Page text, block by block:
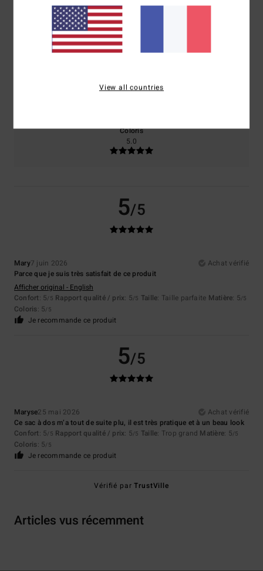
Confort
5.0
Coloris
5.0
5/5
Mary7 juin 2026
Achat vérifié
Parce que je suis très satisfait de ce produit
Afficher original - English
Confort: 5/5 Rapport qualité / prix: 5/5 Taille: Taille parfaite Matière: 5/5
Coloris: 5/5
Je recommande ce produit
5/5
Maryse25 mai 2026
Achat vérifié
Ce sac à dos m’a tout de suite plu, il est très pratique et à un beau look
Confort: 5/5 Rapport qualité / prix: 5/5 Taille: Trop grand Matière: 5/5
Coloris: 5/5
Je recommande ce produit
Vérifié parTrustVille
Articles vus récemment
View all countries